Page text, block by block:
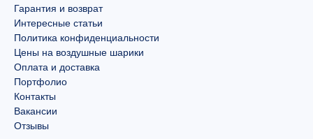
Гарантия и возврат
Интересные статьи
Политика конфиденциальности
Цены на воздушные шарики
Оплата и доставка
Портфолио
Контакты
Вакансии
Отзывы